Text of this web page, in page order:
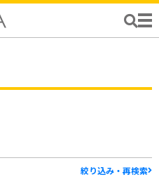
絞り込み・再検索